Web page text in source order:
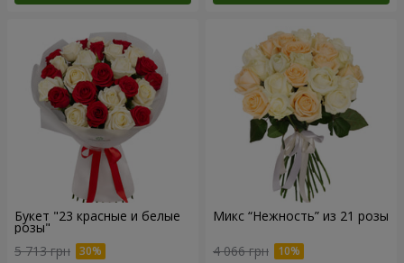
Букет "23 красные и белые
розы"
5 713 грн
Микс “Нежность” из 21 розы
4 066 грн